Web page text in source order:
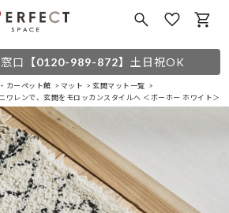
口 【0120-989-872】 土日祝OK
カーペット館 マット
玄関マット一覧
ワレンで、玄関をモロッカンスタイルへ ＜ボーホー ホワイト＞